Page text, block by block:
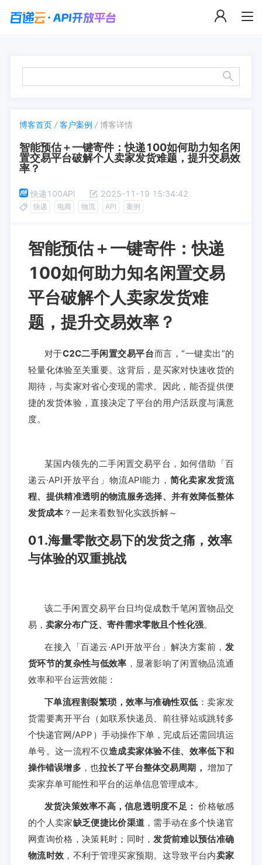
博客首页 /客户案例 /博客详情
智能预估＋一键寄件：快递100如何助力知名闲
置交易平台破解个人卖家发货难题，提升交易效
率？
快递100API 2025-11-19 15:34:42
快递 电商 物流 API 案例
智能预估＋一键寄件：快递
100如何助力知名闲置交易
平台破解个人卖家发货难
题，提升交易效率？
对于C2C二手闲置交易平台而言，“一键卖出”的
轻量化体验至关重要。这背后，是买家对快速收货的
期待，与卖家对省心变现的需求。因此，能否提供便
捷的发货体验，直接决定了平台的用户活跃度与满意
度。
某国内领先的二手闲置交易平台，如何借助「百
递云·API开放平台」物流API能力， 简化卖家发货流
程、提供精准透明的物流服务选择、并有效降低整体
发货成本？一起来看数智化实践拆解～
01.海量零散交易下的发货之痛，效率
与体验的双重挑战
该二手闲置交易平台日均促成数千笔闲置物品交
易， 卖家分布广泛、寄件需求零散且个性化强。
在接入「百递云·API开放平台」解决方案前， 发
货环节的复杂性与低效率 ，显著影响了闲置物品流通
效率和平台运营效能：
下单流程割裂繁琐，效率与准确性双低 ：卖家发
货需要离开平台（如联系快递员、前往驿站或跳转多
个快递官网/APP）手动操作下单，完成后还需回填运
单号。这一流程不仅造成卖家体验不佳、效率低下和
操作错误增多 ，也拉长了平台整体交易周期， 增加了
卖家弃单可能性和平台的运单信息管理成本。
发货决策效率不高，信息透明度不足： 价格敏感
的个人卖家缺乏便捷比价渠道 ，需手动在多个快递官
网查询价格，决策耗时；同时， 发货前难以预估准确
物流时效 ，不利于管理买家预期。这导致平台内卖家